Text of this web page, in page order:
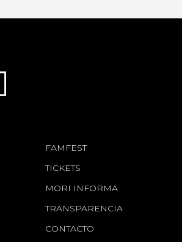
FAMFEST
TICKETS
MORI INFORMA
TRANSPARENCIA
CONTACTO